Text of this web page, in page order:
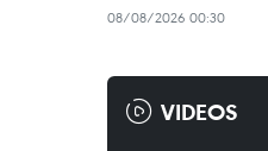
08/08/2026 00:30
VIDEOS